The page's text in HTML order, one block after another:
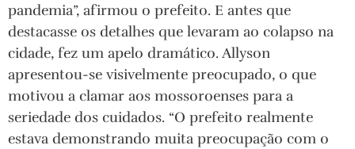
pandemia”, afirmou o prefeito. E antes que
destacasse os detalhes que levaram ao colapso na
cidade, fez um apelo dramático. Allyson
apresentou-se visivelmente preocupado, o que
motivou a clamar aos mossoroenses para a
seriedade dos cuidados. “O prefeito realmente
estava demonstrando muita preocupação com o